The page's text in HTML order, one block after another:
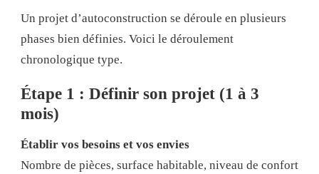
Un projet d’autoconstruction se déroule en plusieurs
phases bien définies. Voici le déroulement
chronologique type.
Étape 1 : Définir son projet (1 à 3
mois)
Établir vos besoins et vos envies
Nombre de pièces, surface habitable, niveau de confort